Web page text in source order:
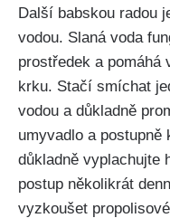
Další babskou radou⁢
vodou.‍ Slaná voda
prostředek a pomáhá
⁣krku. Stačí ⁢smíchat
vodou a důkladně
umyvadlo​ a
důkladně vyplachujte
⁣postup několikrát
vyzkoušet